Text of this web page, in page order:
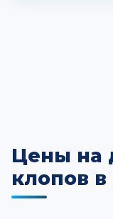
Цены на
клопов